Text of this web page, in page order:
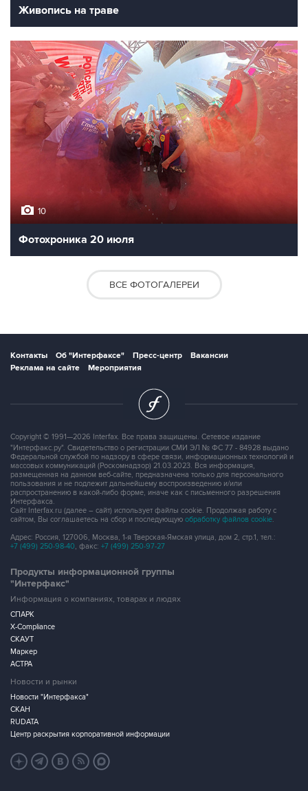
Живопись на траве
10
Фотохроника 20 июля
ВСЕ ФОТОГАЛЕРЕИ
Контакты Об "Интерфаксе" Пресс-центр
Вакансии
Реклама на сайте
Мероприятия
Copyright © 1991—2026 Interfax. Все права защищены. Сетевое издание
"Интерфакс.ру". Свидетельство о регистрации СМИ ЭЛ № ФС 77 - 84928 выдано
Федеральной службой по надзору в сфере связи, информационных технологий и
массовых коммуникаций (Роскомнадзор) 21.03.2023. Вся информация,
размещенная на данном веб-сайте, предназначена только для персонального
пользования и не подлежит дальнейшему воспроизведению и/или
распространению в какой-либо форме, иначе как с письменного разрешения
Интерфакса.
Сайт Interfax.ru (далее – сайт) использует файлы cookie. Продолжая работу с
сайтом, Вы соглашаетесь на сбор и последующую обработку файлов cookie.
Адрес: Россия, 127006, Москва, 1-я Тверская-Ямская улица, дом 2, стр.1, тел.:
+7 (499) 250-98-40, факс: +7 (499) 250-97-27
Продукты информационной группы
"Интерфакс"
Информация о компаниях, товарах и людях
СПАРК
X-Compliance
СКАУТ
Маркер
АСТРА
Новости и рынки
Новости "Интерфакса"
СКАН
RUDATA
Центр раскрытия корпоративной информации